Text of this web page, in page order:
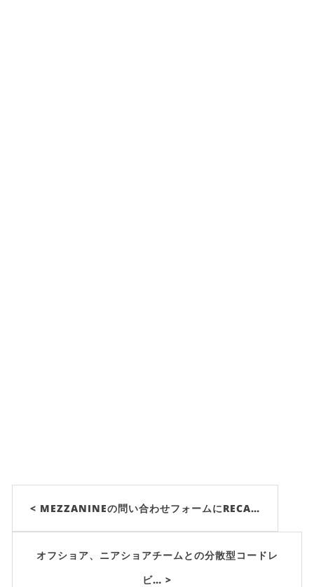
< MEZZANINEの問い合わせフォームにRECA…
オフショア、ニアショアチームとの分散型コードレ
ビ… >